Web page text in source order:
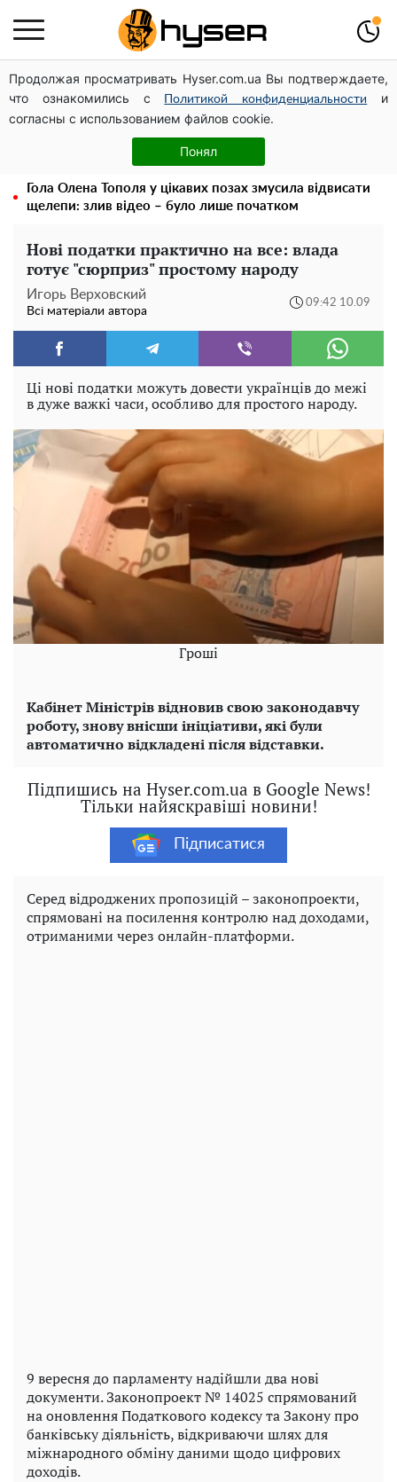
Продолжая просматривать Hyser.com.ua Вы подтверждаете,
что ознакомились с
Политикой конфиденциальности
и
согласны с использованием файлов cookie.
Понял
Чи може Поштова площа стати головною точкою
входу до історичного Києва
Павло Прудніков та його дивовижна кар'єра від актора
у російському театрі до номінанта у керівники
Федерації профспілок
Гола Олена Тополя у цікавих позах змусила відвисати
щелепи: злив відео – було лише початком
Нові податки практично на все: влада
готує "сюрприз" простому народу
Игорь Верховский
Всі матеріали автора
09:42 10.09
Ці нові податки можуть довести українців до межі
в дуже важкі часи, особливо для простого народу.
Гроші
Кабінет Міністрів відновив свою законодавчу
роботу, знову внісши ініціативи, які були
автоматично відкладені після відставки.
Підпишись на Hyser.com.ua в Google News!
Тільки найяскравіші новини!
Підписатися
Серед відроджених пропозицій – законопроекти,
спрямовані на посилення контролю над доходами,
отриманими через онлайн-платформи.
9 вересня до парламенту надійшли два нові
документи. Законопроект № 14025 спрямований
на оновлення Податкового кодексу та Закону про
банківську діяльність, відкриваючи шлях для
міжнародного обміну даними щодо цифрових
доходів.